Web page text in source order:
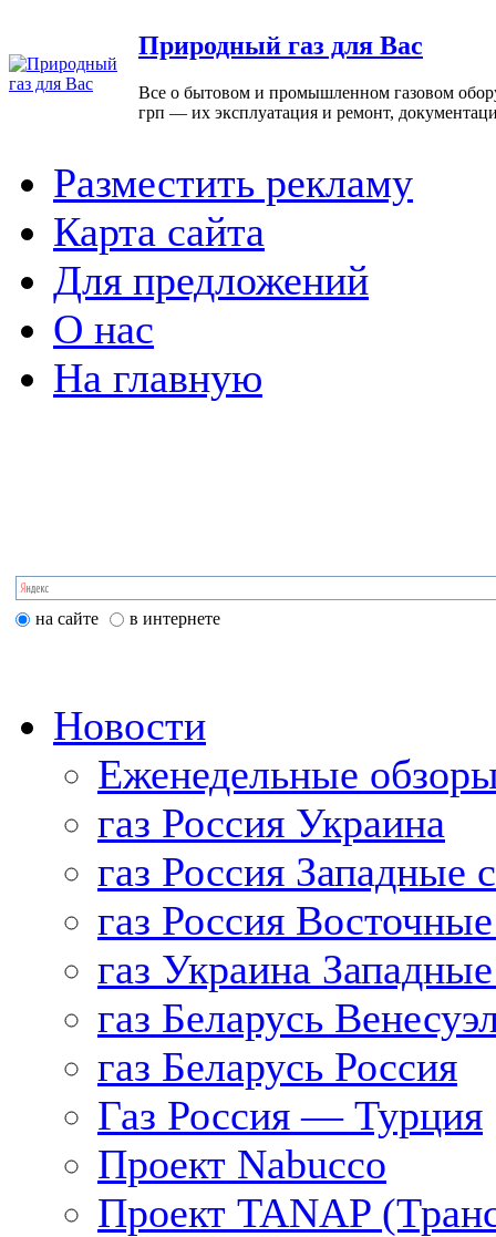
Природный газ для Вас
Все о бытовом и промышленном газовом
грп — их эксплуатация и ремонт,
Разместить рекламу
Карта сайта
Для предложений
О нас
На главную
на сайте в интернете
Новости
Еженедельные
газ Россия Украина
газ Россия Западные
газ Россия
газ Украина
газ Беларусь
газ Беларусь Россия
Газ Россия — Турция
Проект Nabucco
Проект TANAP